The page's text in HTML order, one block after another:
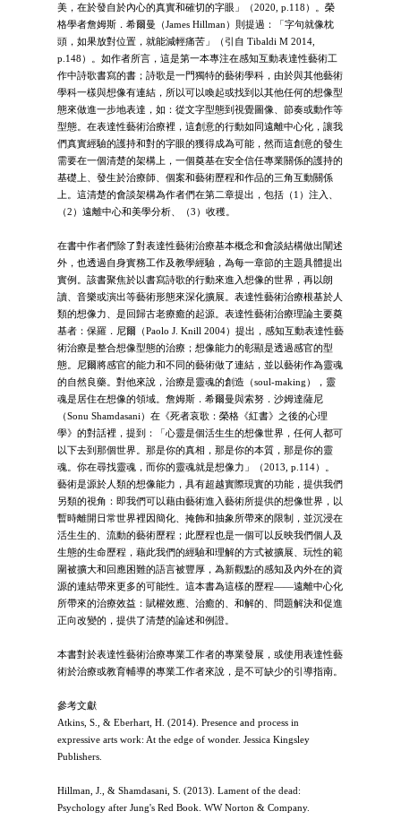
美，在於發自於內心的真實和確切的字眼」（2020, p.118）。榮
格學者詹姆斯．希爾曼（James Hillman）則提過：「字句就像枕
頭，如果放對位置，就能減輕痛苦」（引自 Tibaldi M 2014,
p.148）。如作者所言，這是第一本專注在感知互動表達性藝術工
作中詩歌書寫的書；詩歌是一門獨特的藝術學科，由於與其他藝術
學科一樣與想像有連結，所以可以喚起或找到以其他任何的想像型
態來做進一步地表達，如：從文字型態到視覺圖像、節奏或動作等
型態。在表達性藝術治療裡，這創意的行動如同遠離中心化，讓我
們真實經驗的護持和對的字眼的獲得成為可能，然而這創意的發生
需要在一個清楚的架構上，一個奠基在安全信任專業關係的護持的
基礎上、發生於治療師、個案和藝術歷程和作品的三角互動關係
上。這清楚的會談架構為作者們在第二章提出，包括（1）注入、
（2）遠離中心和美學分析、（3）收穫。
在書中作者們除了對表達性藝術治療基本概念和會談結構做出闡述
外，也透過自身實務工作及教學經驗，為每一章節的主題具體提出
實例。該書聚焦於以書寫詩歌的行動來進入想像的世界，再以朗
讀、音樂或演出等藝術形態來深化擴展。表達性藝術治療根基於人
類的想像力、是回歸古老療癒的起源。表達性藝術治療理論主要奠
基者：保羅．尼爾（Paolo J. Knill 2004）提出，感知互動表達性藝
術治療是整合想像型態的治療；想像能力的彰顯是透過感官的型
態。尼爾將感官的能力和不同的藝術做了連結，並以藝術作為靈魂
的自然良藥。對他來說，治療是靈魂的創造（soul-making），靈
魂是居住在想像的領域。詹姆斯．希爾曼與索努．沙姆達薩尼
（Sonu Shamdasani）在《死者哀歌：榮格《紅書》之後的心理
學》的對話裡，提到：「心靈是個活生生的想像世界，任何人都可
以下去到那個世界。那是你的真相，那是你的本質，那是你的靈
魂。你在尋找靈魂，而你的靈魂就是想像力」（2013, p.114）。
藝術是源於人類的想像能力，具有超越實際現實的功能，提供我們
另類的視角：即我們可以藉由藝術進入藝術所提供的想像世界，以
暫時離開日常世界裡因簡化、掩飾和抽象所帶來的限制，並沉浸在
活生生的、流動的藝術歷程；此歷程也是一個可以反映我們個人及
生態的生命歷程，藉此我們的經驗和理解的方式被擴展、玩性的範
圍被擴大和回應困難的語言被豐厚，為新觀點的感知及內外在的資
源的連結帶來更多的可能性。這本書為這樣的歷程——遠離中心化
所帶來的治療效益：賦權效應、治癒的、和解的、問題解決和促進
正向改變的，提供了清楚的論述和例證。
本書對於表達性藝術治療專業工作者的專業發展，或使用表達性藝
術於治療或教育輔導的專業工作者來說，是不可缺少的引導指南。
參考文獻
Atkins, S., & Eberhart, H. (2014). Presence and process in
expressive arts work: At the edge of wonder. Jessica Kingsley
Publishers.
Hillman, J., & Shamdasani, S. (2013). Lament of the dead:
Psychology after Jung's Red Book. WW Norton & Company.